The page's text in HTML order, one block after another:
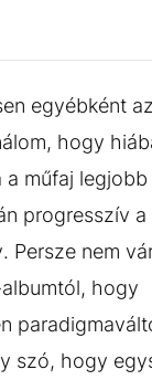
egyébként
hogy
a műfaj
progresszív a
Persze nem
hogy
szó, hogy